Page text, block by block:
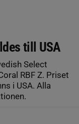
till USA
Select
RBF Z. Priset
i USA. Alla